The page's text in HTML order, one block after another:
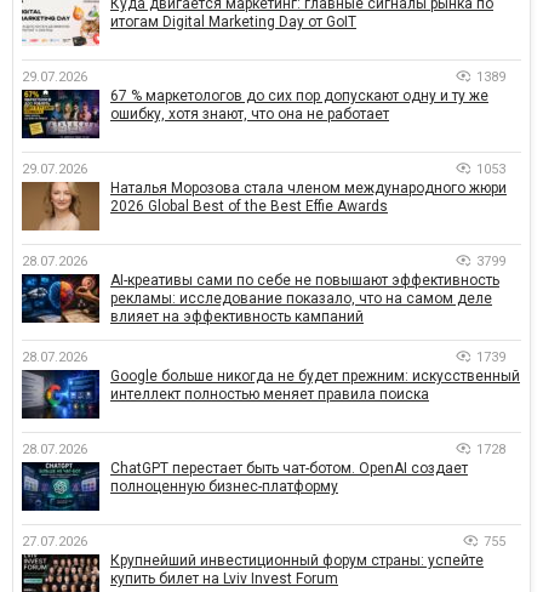
Куда двигается маркетинг: главные сигналы рынка по
итогам Digital Marketing Day от GoIT
29.07.2026 1389
67 % маркетологов до сих пор допускают одну и ту же
ошибку, хотя знают, что она не работает
29.07.2026 1053
Наталья Морозова стала членом международного жюри
2026 Global Best of the Best Effie Awards
28.07.2026 3799
AI-креативы сами по себе не повышают эффективность
рекламы: исследование показало, что на самом деле
влияет на эффективность кампаний
28.07.2026 1739
Google больше никогда не будет прежним: искусственный
интеллект полностью меняет правила поиска
28.07.2026 1728
ChatGPT перестает быть чат-ботом. OpenAI создает
полноценную бизнес-платформу
27.07.2026 755
Крупнейший инвестиционный форум страны: успейте
купить билет на Lviv Invest Forum